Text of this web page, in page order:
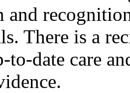
and
There is a
to-date care